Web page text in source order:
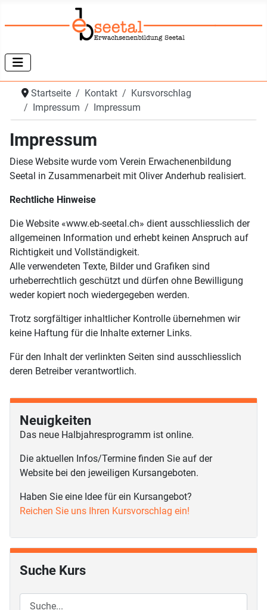
Startseite Kontakt
Kursvorschlag
Impressum
Impressum
Impressum
Diese Website wurde vom Verein Erwachenenbildung
Seetal in Zusammenarbeit mit Oliver Anderhub realisiert.
Rechtliche Hinweise
Die Website «www.eb-seetal.ch» dient ausschliesslich der
allgemeinen Information und erhebt keinen Anspruch auf
Richtigkeit und Vollständigkeit.
Alle verwendeten Texte, Bilder und Grafiken sind
urheberrechtlich geschützt und dürfen ohne Bewilligung
weder kopiert noch wiedergegeben werden.
Trotz sorgfältiger inhaltlicher Kontrolle übernehmen wir
keine Haftung für die Inhalte externer Links.
Für den Inhalt der verlinkten Seiten sind ausschliesslich
deren Betreiber verantwortlich.
Neuigkeiten
Das neue Halbjahresprogramm ist online.
Die aktuellen Infos/Termine finden Sie auf der
Website bei den jeweiligen Kursangeboten.
Haben Sie eine Idee für ein Kursangebot?
Reichen Sie uns Ihren Kursvorschlag ein!
Suche Kurs